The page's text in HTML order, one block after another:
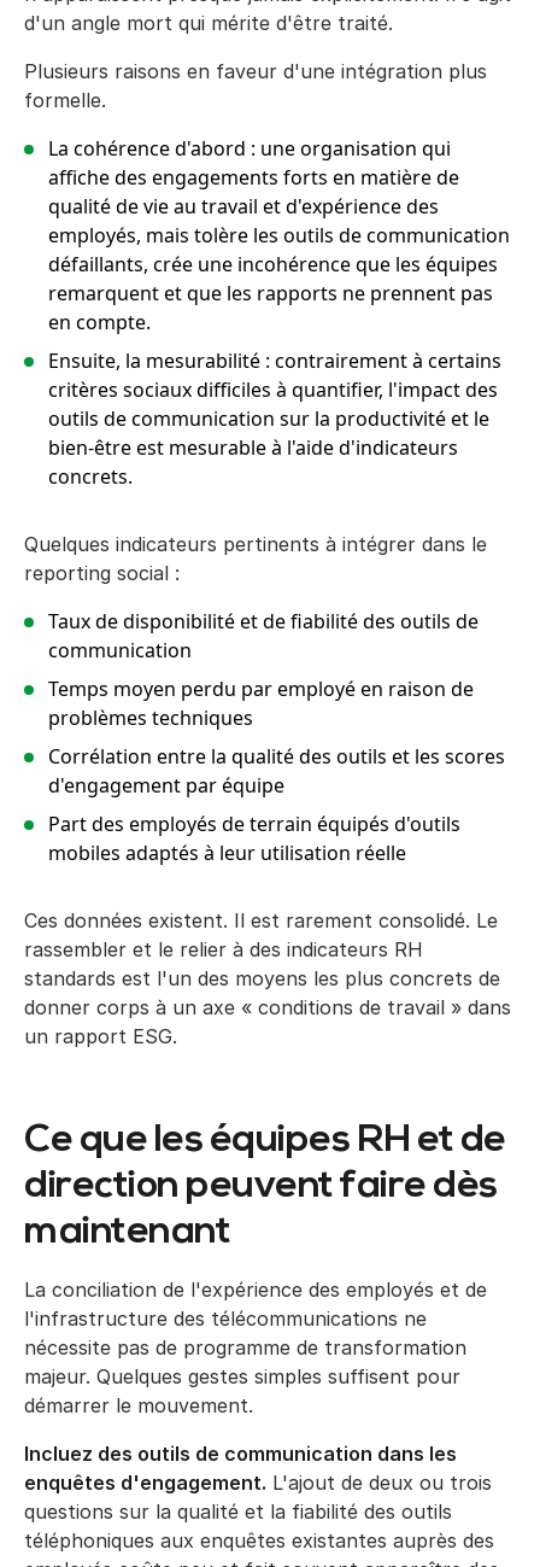
d'un angle mort qui mérite d'être traité.
Plusieurs raisons en faveur d'une intégration plus
formelle.
La cohérence d'abord : une organisation qui
affiche des engagements forts en matière de
qualité de vie au travail et d'expérience des
employés, mais tolère les outils de communication
défaillants, crée une incohérence que les équipes
remarquent et que les rapports ne prennent pas
en compte.
Ensuite, la mesurabilité : contrairement à certains
critères sociaux difficiles à quantifier, l'impact des
outils de communication sur la productivité et le
bien-être est mesurable à l'aide d'indicateurs
concrets.
Quelques indicateurs pertinents à intégrer dans le
reporting social :
Taux de disponibilité et de fiabilité des outils de
communication
Temps moyen perdu par employé en raison de
problèmes techniques
Corrélation entre la qualité des outils et les scores
d'engagement par équipe
Part des employés de terrain équipés d'outils
mobiles adaptés à leur utilisation réelle
Ces données existent. Il est rarement consolidé. Le
rassembler et le relier à des indicateurs RH
standards est l'un des moyens les plus concrets de
donner corps à un axe « conditions de travail » dans
un rapport ESG.
Ce que les équipes RH et de
direction peuvent faire dès
maintenant
La conciliation de l'expérience des employés et de
l'infrastructure des télécommunications ne
nécessite pas de programme de transformation
majeur. Quelques gestes simples suffisent pour
démarrer le mouvement.
Incluez des outils de communication dans les
enquêtes d'engagement. L'ajout de deux ou trois
questions sur la qualité et la fiabilité des outils
téléphoniques aux enquêtes existantes auprès des